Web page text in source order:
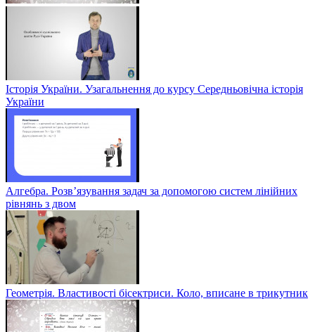
Історія України. Узагальнення до курсу Середньовічна історія
України
Алгебра. Розв’язування задач за допомогою систем лінійних
рівнянь з двом
Геометрія. Властивості бісектриси. Коло, вписане в трикутник